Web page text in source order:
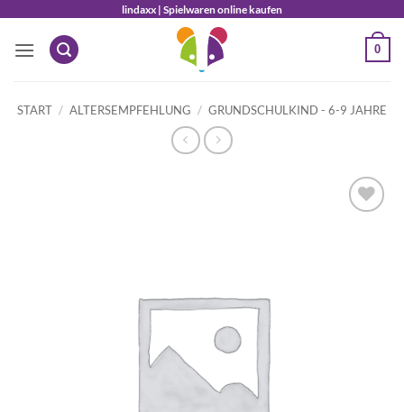
springen
lindaxx | Spielwaren online kaufen
0
START / ALTERSEMPFEHLUNG / GRUNDSCHULKIND - 6-9 JAHRE